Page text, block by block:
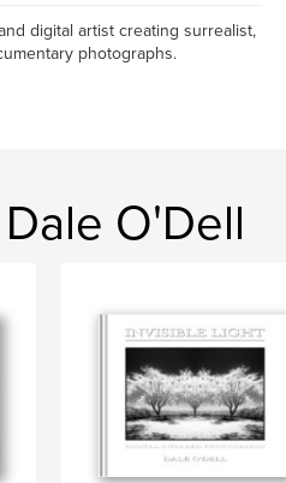
digital artist creating surrealist,
photographs.
O'Dell